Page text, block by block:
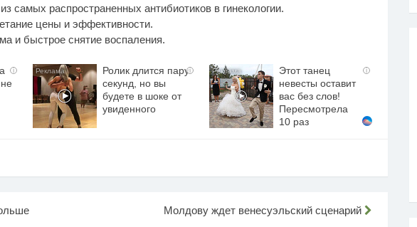
самых распространенных антибиотиков в гинекологии.
цены и эффективности.
и быстрое снятие воспаления.
i i
Ролик длится пару
секунд, но вы
будете в шоке от
увиденного
i
Этот танец
невесты оставит
вас без слов!
Пересмотрела
10 раз
Молдову ждет венесуэльский сценарий